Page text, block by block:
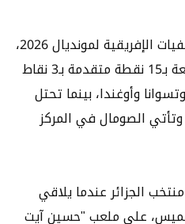
وقبل أربع جولات من ختام التصفيات الإفريقية لمونديال 2026،
تتصدر الجزائر المجموعة السابعة بـ15 نقطة متقدمة بـ3 نقاط
على بوتسوانا وأوغندا، بينما تحتل
الخامس بـ7 نقاط، وتأتي الصومال في المركز
الجزائر عندما يلاقي
على ملعب "حسين آيت